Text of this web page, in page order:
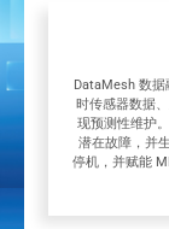
DataMesh 数据
时传感器数据
现预测性维护
潜在故障，并
停机，并赋能